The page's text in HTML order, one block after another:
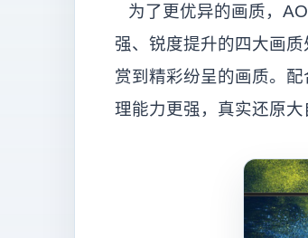
为了更优异的画质，
强、锐度提升的四大画
赏到精彩纷呈的画质。
理能力更强，真实还原大